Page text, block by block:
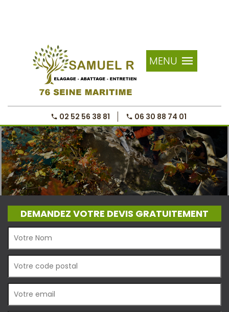
MENU
02 52 56 38 81 06 30 88 74 01
DEMANDEZ VOTRE DEVIS GRATUITEMENT